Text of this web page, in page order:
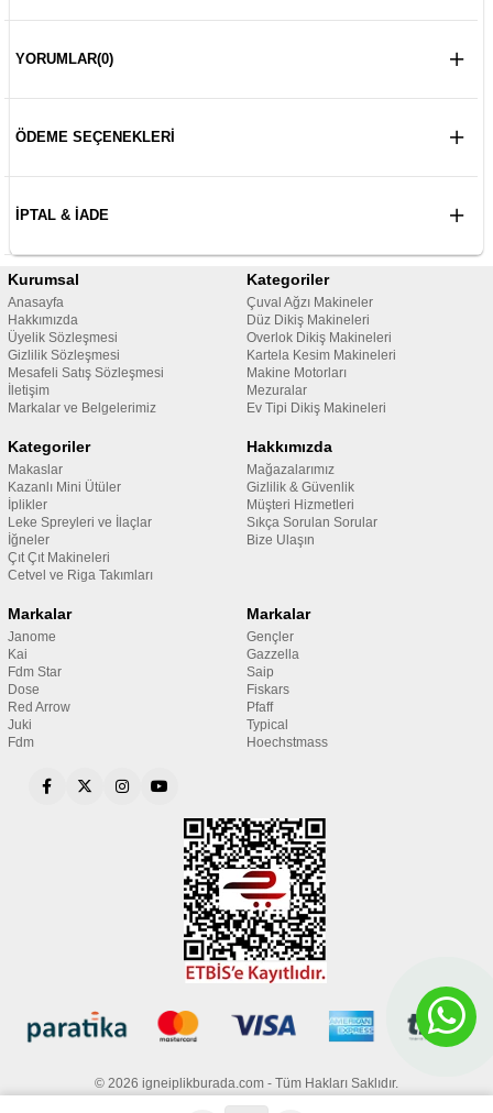
YORUMLAR(0)
ÖDEME SEÇENEKLERI
İPTAL & İADE
Kurumsal
Anasayfa
Hakkımızda
Üyelik Sözleşmesi
Gizlilik Sözleşmesi
Mesafeli Satış Sözleşmesi
İletişim
Markalar ve Belgelerimiz
Kategoriler
Çuval Ağzı Makineler
Düz Dikiş Makineleri
Overlok Dikiş Makineleri
Kartela Kesim Makineleri
Makine Motorları
Mezuralar
Ev Tipi Dikiş Makineleri
Kategoriler
Makaslar
Kazanlı Mini Ütüler
İplikler
Leke Spreyleri ve İlaçlar
İğneler
Çıt Çıt Makineleri
Cetvel ve Riga Takımları
Hakkımızda
Mağazalarımız
Gizlilik & Güvenlik
Müşteri Hizmetleri
Sıkça Sorulan Sorular
Bize Ulaşın
Markalar
Janome
Kai
Fdm Star
Dose
Red Arrow
Juki
Fdm
Markalar
Gençler
Gazzella
Saip
Fiskars
Pfaff
Typical
Hoechstmass
© 2026 igneiplikburada.com - Tüm Hakları Saklıdır.